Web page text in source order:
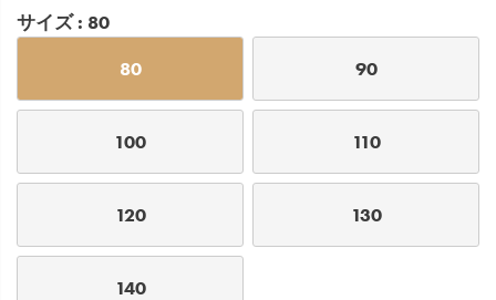
サイズ 80
80 90
100 110
120 130
140